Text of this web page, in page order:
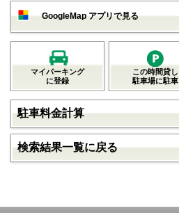
GoogleMap アプリで見る
マイパーキング
に登録
この時間貸し
駐車場に駐車
駐車料金計算
検索結果一覧に戻る